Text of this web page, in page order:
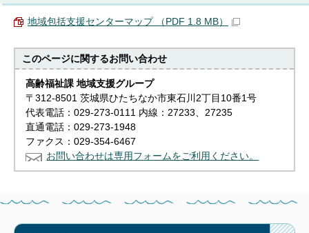
地域包括支援センターマップ （PDF 1.8 MB）
このページに関するお問い合わせ
高齢福祉課 地域支援グループ
〒312-8501 茨城県ひたちなか市東石川2丁目10番1号
代表電話：029-273-0111 内線：27233、27235
直通電話：029-273-1948
ファクス：029-354-6467
お問い合わせは専用フォームをご利用ください。